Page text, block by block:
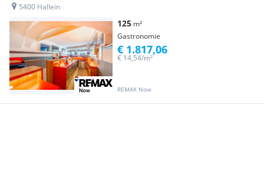
5400 Hallein
125 m²
Gastronomie
REMAX Now
€ 14,54/m²
€ 1.817,06